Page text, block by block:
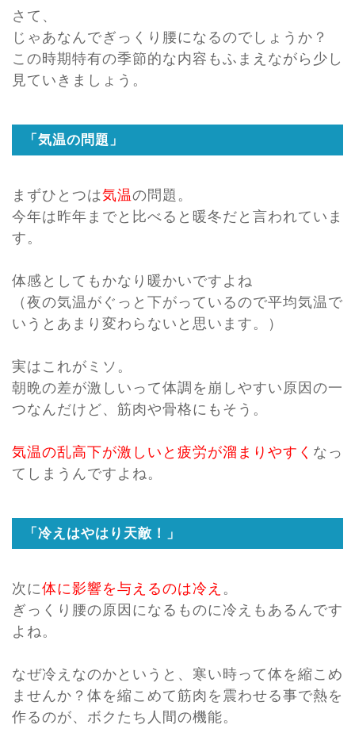
さて、
じゃあなんでぎっくり腰になるのでしょうか？
この時期特有の季節的な内容もふまえながら少し
見ていきましょう。
「気温の問題」
まずひとつは気温の問題。
今年は昨年までと比べると暖冬だと言われていま
す。
体感としてもかなり暖かいですよね
（夜の気温がぐっと下がっているので平均気温で
いうとあまり変わらないと思います。）
実はこれがミソ。
朝晩の差が激しいって体調を崩しやすい原因の一
つなんだけど、筋肉や骨格にもそう。
気温の乱高下が激しいと疲労が溜まりやすく なっ
てしまうんですよね。
「冷えはやはり天敵！」
次に体に影響を与えるのは冷え 。
ぎっくり腰の原因になるものに冷えもあるんです
よね。
なぜ冷えなのかというと、寒い時って体を縮こめ
ませんか？体を縮こめて筋肉を震わせる事で熱を
作るのが、ボクたち人間の機能。